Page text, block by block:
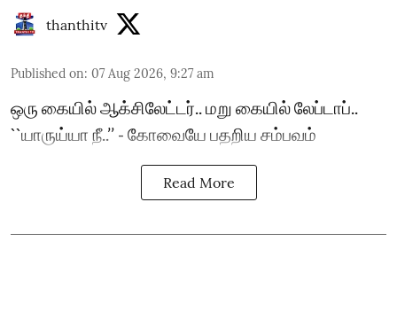
thanthitv
Published on: 07 Aug 2026, 9:27 am
ஒரு கையில் ஆக்சிலேட்டர்.. மறு கையில் லேப்டாப்..
``யாருய்யா நீ..’’ - கோவையே பதறிய சம்பவம்
Read More